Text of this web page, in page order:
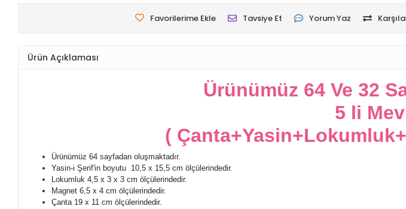
Favorilerime Ekle Tavsiye Et Yorum Yaz
Ürün Açıklaması
Ürünümüz 64 Ve 32
5 li
(
Ürünümüz 64 sayfadan oluşmaktadır.
Yasin-i Şerif'in boyutu 10,5 x 15,5 cm ölçülerindedir.
Lokumluk 4,5 x 3 x 3 cm ölçülerindedir.
Magnet 6,5 x 4 cm ölçülerindedir.
Çanta 19 x 11 cm ölçülerindedir.